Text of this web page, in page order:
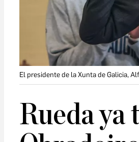
El presidente de la Xunta de Galicia,
Rueda ya